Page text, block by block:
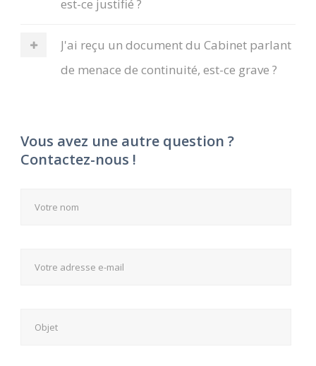
est-ce justifié ?
J'ai reçu un document du Cabinet parlant
de menace de continuité, est-ce grave ?
Vous avez une autre question ?
Contactez-nous !